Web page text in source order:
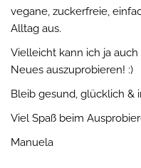
vegane, zuckerfreie,
Alltag aus.
Vielleicht kann ich ja
Neues auszuprobieren! :)
Bleib gesund, glücklich &
Viel Spaß beim
Manuela